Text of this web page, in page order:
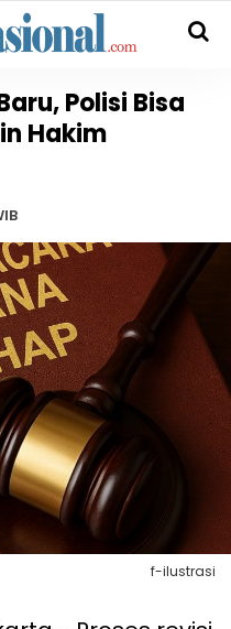
Polisi Bisa
Hakim
f-ilustrasi